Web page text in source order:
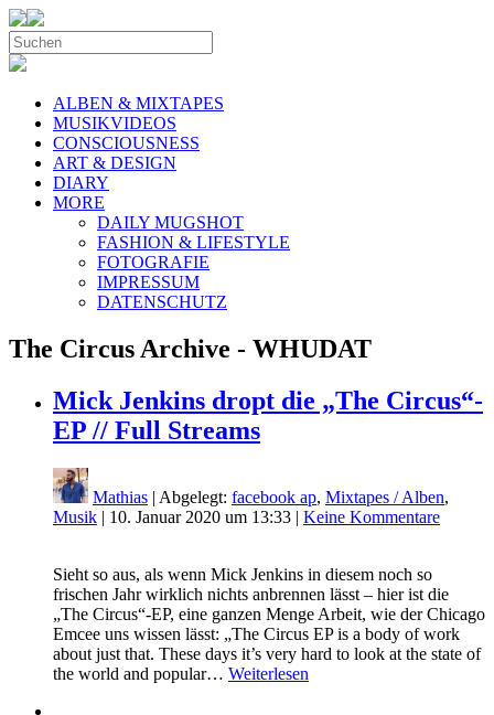
ALBEN & MIXTAPES
MUSIKVIDEOS
CONSCIOUSNESS
ART & DESIGN
DIARY
MORE
DAILY MUGSHOT
FASHION & LIFESTYLE
FOTOGRAFIE
IMPRESSUM
DATENSCHUTZ
The Circus Archive - WHUDAT
Mick Jenkins dropt die „The Circus“-
EP // Full Streams
Mathias | Abgelegt: facebook ap, Mixtapes / Alben,
Musik | 10. Januar 2020 um 13:33 | Keine Kommentare
Sieht so aus, als wenn Mick Jenkins in diesem noch so
frischen Jahr wirklich nichts anbrennen lässt – hier ist die
„The Circus“-EP, eine ganzen Menge Arbeit, wie der Chicago
Emcee uns wissen lässt: „The Circus EP is a body of work
about just that. These days it’s very hard to look at the state of
the world and popular… Weiterlesen